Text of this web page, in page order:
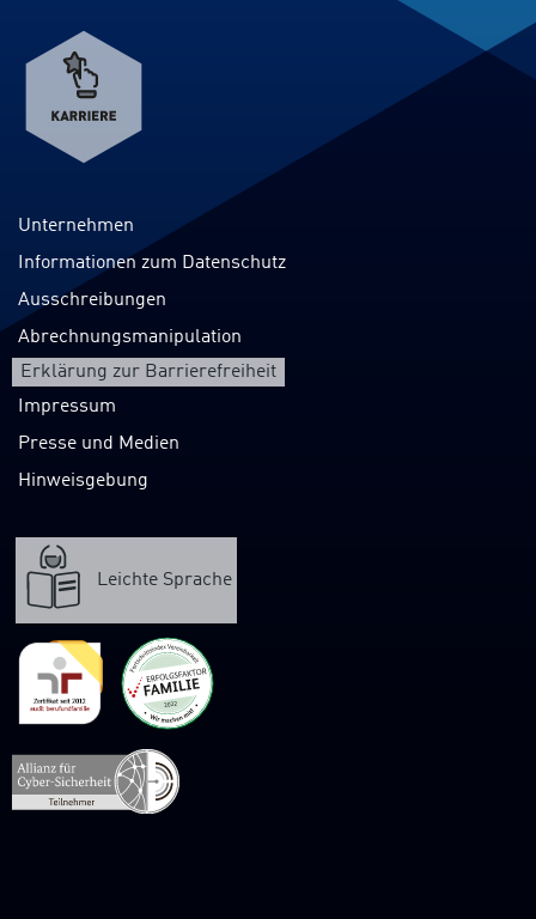
Verweis
zum
Karriereportal
Unternehmen
Informationen zum Datenschutz
Ausschreibungen
Abrechnungsmanipulation
Erklärung zur Barrierefreiheit
Impressum
Presse und Medien
Hinweisgebung
Leichte Sprache
Verweis
zur
Webpräsenz